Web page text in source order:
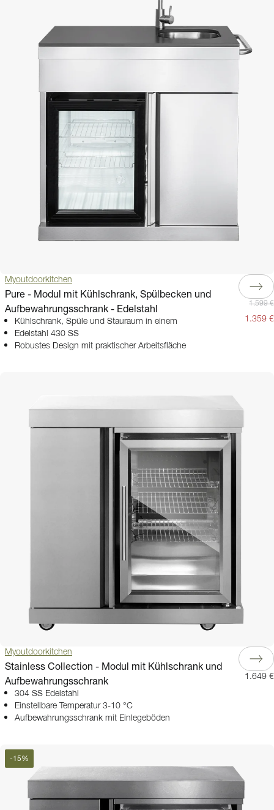
Myoutdoorkitchen
Pure - Modul mit Kühlschrank, Spülbecken und
Aufbewahrungsschrank - Edelstahl
Kühlschrank, Spüle und Stauraum in einem
Edelstahl 430 SS
Robustes Design mit praktischer Arbeitsfläche
1.599 €
1.359 €
Myoutdoorkitchen
Stainless Collection - Modul mit Kühlschrank und
Aufbewahrungsschrank
304 SS Edelstahl
Einstellbare Temperatur 3-10 °C
Aufbewahrungsschrank mit Einlegeböden
1.649 €
-15%